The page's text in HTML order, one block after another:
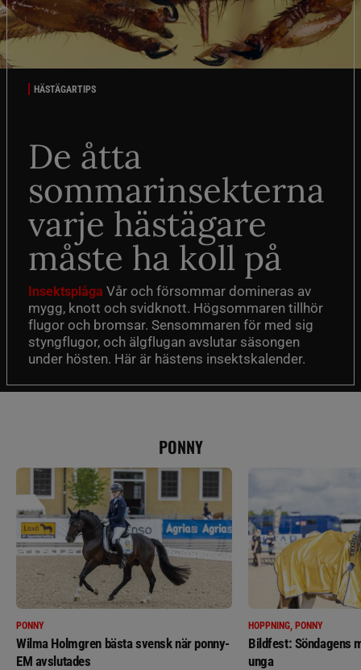
HÄSTÄGARTIPS
De åtta
sommarinsekterna
varje hästägare
måste ha koll på
Insektsplåga Vår och försommar domineras av
mygg, knott och svidknott. Högsommaren tillhör
flugor och bromsar. Sensommaren för med sig
styngflugor, och älgflugan avslutar säsongen
under hösten. Här är hästens insektskalender.
PONNY
PONNY
Wilma Holmgren bästa svensk när ponny-
EM avslutades
HOPPNING, PONNY
Bildfest: Söndagens
unga